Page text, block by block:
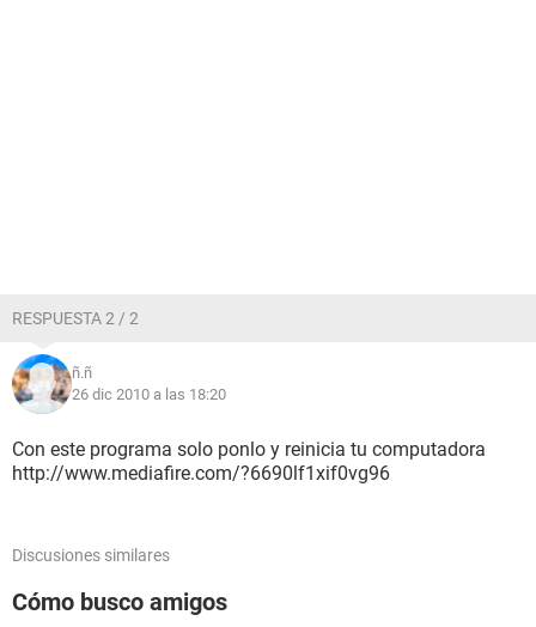
RESPUESTA 2 / 2
ñ.ñ
26 dic 2010 a las 18:20
Con este programa solo ponlo y reinicia tu computadora
http://www.mediafire.com/?6690lf1xif0vg96
Discusiones similares
Cómo busco amigos